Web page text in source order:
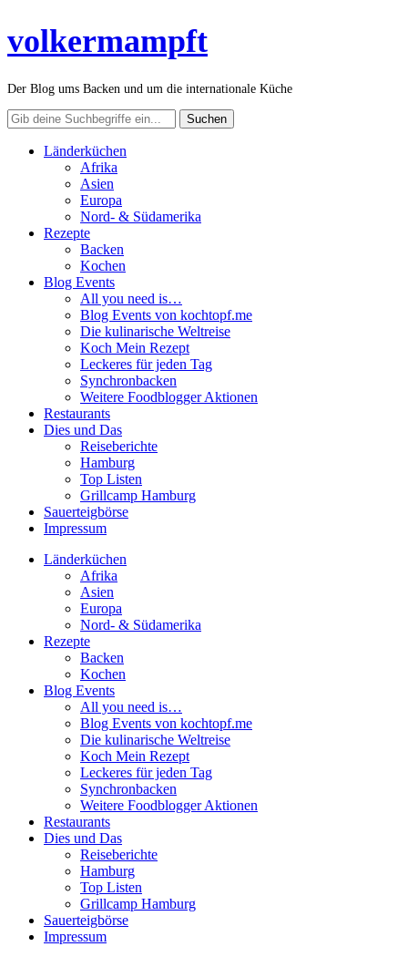
volkermampft
Der Blog ums Backen und um die internationale Küche
Länderküchen
Afrika
Asien
Europa
Nord- & Südamerika
Rezepte
Backen
Kochen
Blog Events
All you need is…
Blog Events von kochtopf.me
Die kulinarische Weltreise
Koch Mein Rezept
Leckeres für jeden Tag
Synchronbacken
Weitere Foodblogger Aktionen
Restaurants
Dies und Das
Reiseberichte
Hamburg
Top Listen
Grillcamp Hamburg
Sauerteigbörse
Impressum
Länderküchen
Afrika
Asien
Europa
Nord- & Südamerika
Rezepte
Backen
Kochen
Blog Events
All you need is…
Blog Events von kochtopf.me
Die kulinarische Weltreise
Koch Mein Rezept
Leckeres für jeden Tag
Synchronbacken
Weitere Foodblogger Aktionen
Restaurants
Dies und Das
Reiseberichte
Hamburg
Top Listen
Grillcamp Hamburg
Sauerteigbörse
Impressum